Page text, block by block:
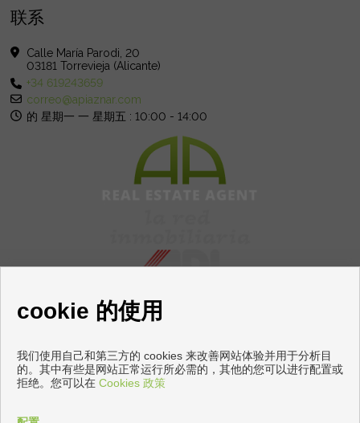
联系
Calle María Parodi, 20
03181 Torrevieja (Alicante)
+34 619243659
correo@apiaznar.com
的 星期一 一 星期五 : 10:00 - 14:00
出售地板和住房托雷维耶哈
cookie 的使用
我们使用自己和第三方的 cookies 来改善网站体验并用于分析目
的。其中有些是网站正常运行所必需的，其他的您可以进行配置或
拒绝。您可以在 Cookies 政策